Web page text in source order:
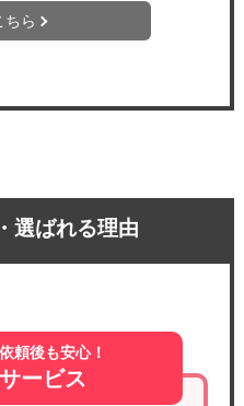
ちら
選ばれる理由
頼後も安心！
ービス